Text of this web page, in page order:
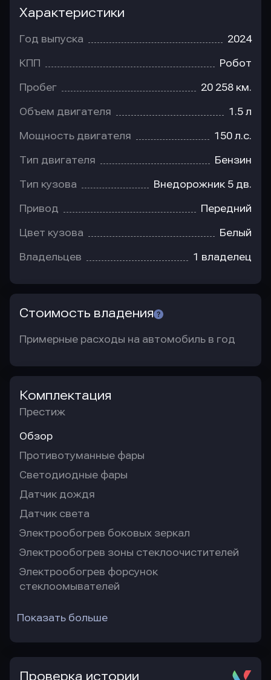
Характеристики
Год выпуска 2024
КПП Робот
Пробег 20 258 км.
Объем двигателя 1.5 л
Мощность двигателя 150 л.с.
Тип двигателя Бензин
Тип кузова Внедорожник 5 дв.
Привод Передний
Цвет кузова Белый
Владельцев 1 владелец
Стоимость владения
Примерные расходы на автомобиль в год
Комплектация
Престиж
Обзор
Противотуманные фары
Светодиодные фары
Датчик дождя
Датчик света
Электрообогрев боковых зеркал
Электрообогрев зоны стеклоочистителей
Электрообогрев форсунок
стеклоомывателей
Показать больше
Проверка истории